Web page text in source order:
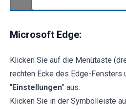
Microsoft Edge:
Klicken Sie auf die Menütaste
rechten Ecke des Edge-Fensters
"Einstellungen" aus.
Klicken Sie in der Symbolleiste